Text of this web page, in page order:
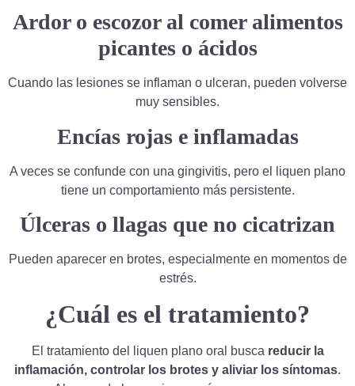
Ardor o escozor al comer alimentos
picantes o ácidos
Cuando las lesiones se inflaman o ulceran, pueden volverse
muy sensibles.
Encías rojas e inflamadas
A veces se confunde con una gingivitis, pero el liquen plano
tiene un comportamiento más persistente.
Úlceras o llagas que no cicatrizan
Pueden aparecer en brotes, especialmente en momentos de
estrés.
¿Cuál es el tratamiento?
El tratamiento del liquen plano oral busca reducir la
inflamación, controlar los brotes y aliviar los síntomas.